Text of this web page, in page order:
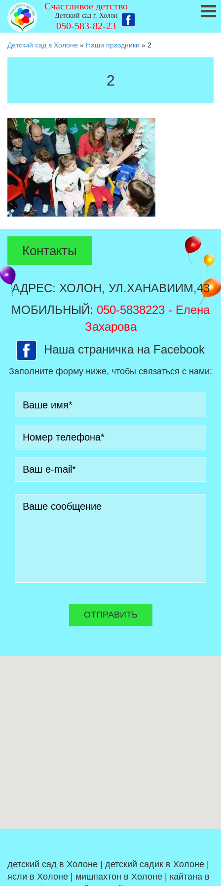
Счастливое детство
Детский сад г. Холон
050-583-82-23
Детский сад в Холоне » Наши праздники » 2
2
Контакты
АДРЕС: ХОЛОН, УЛ.ХАНАВИИМ,43
МОБИЛЬНЫЙ: 050-5838223 - Елена
Захарова
Наша страничка на Facebook
Заполните форму ниже, чтобы связаться с нами:
детский сад в Холоне | детский садик в Холоне |
ясли в Холоне | мишпахтон в Холоне | кайтана в